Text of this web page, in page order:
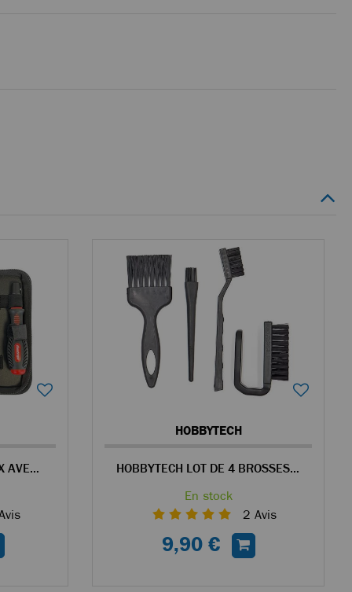
KIT D'OUTILLAGE FASTRAX AVEC ÉTUI POUR VOITURES TÉLÉCOMMANDÉES
HOBBYTECH
HOBBYTECH LOT DE 4 BROSSES DE NETTOYAGE POUR VOITURE RC
En stock
2 Avis
9,90 €